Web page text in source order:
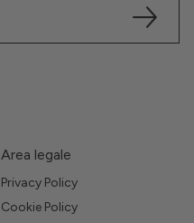
Area legale
Privacy Policy
Cookie Policy